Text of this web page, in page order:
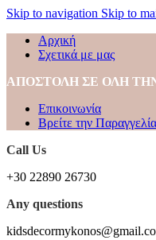
Skip to navigation Skip to
Αρχική
Σχετικά με μας
ΑΠΟΣΤΟΛΗ ΣΕ ΟΛΗ
Επικοινωνία
Βρείτε την
Call Us
+30 22890 26730
Any questions